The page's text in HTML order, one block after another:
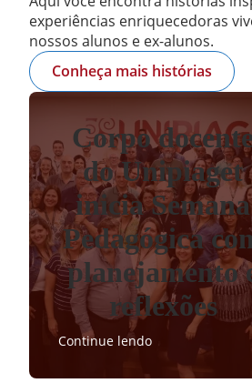
experiências enriquecedoras
nossos alunos e ex-alunos.
Conheça mais histórias
Corpo
do Unipiaget
inicia Semana
Pedagógica
planejamento
reflexões
Continue lendo